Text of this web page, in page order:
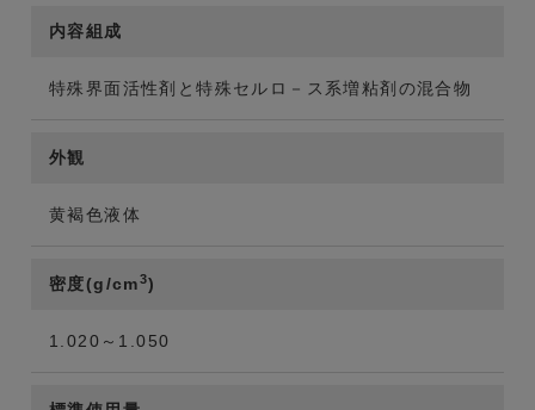
内容組成
特殊界面活性剤と特殊セルロ－ス系増粘剤の混合物
外観
黄褐色液体
密度(g/cm3)
1.020～1.050